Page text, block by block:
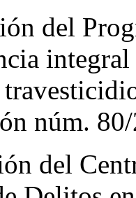
del
núm.
del